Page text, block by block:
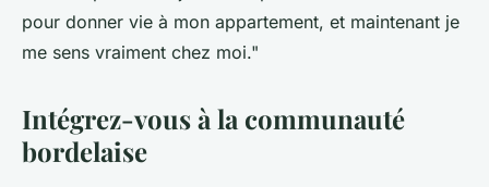
pour donner vie à mon appartement, et maintenant je
me sens vraiment chez moi."
Intégrez-vous à la communauté
bordelaise